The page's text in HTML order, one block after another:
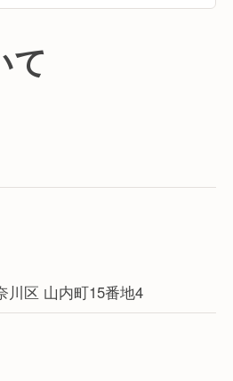
て
川区 山内町15番地4